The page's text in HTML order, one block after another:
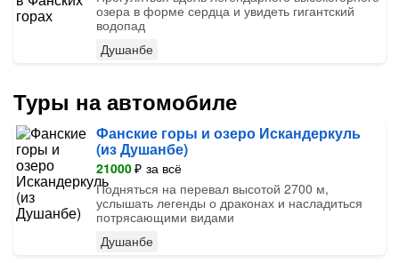
озера в форме сердца и увидеть гигантский
водопад
Душанбе
Туры на автомобиле
Фанские горы и озеро Искандеркуль
(из Душанбе)
21000₽ за всё
Подняться на перевал высотой 2700 м,
услышать легенды о драконах и насладиться
потрясающими видами
Душанбе